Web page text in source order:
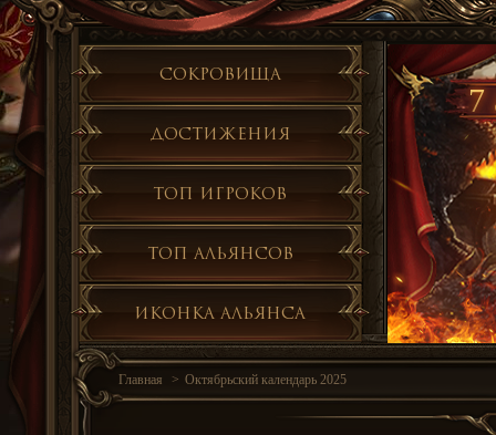
Сокровища
Достижения
Топ игроков
Топ альянсов
Иконка альянса
7
Главная Октябрьский календарь 2025